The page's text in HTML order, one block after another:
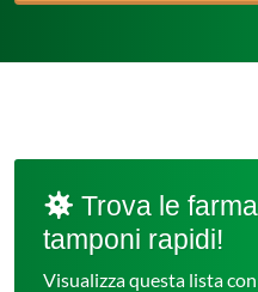
Trova le
tamponi rapidi!
Visualizza questa lista